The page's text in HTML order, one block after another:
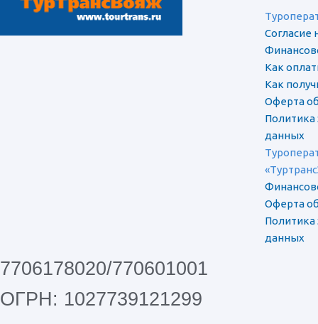
Согласие
Как
Как
Оферта об
данных
Оферта об
данных
7706178020/770601001
ОГРН: 1027739121299